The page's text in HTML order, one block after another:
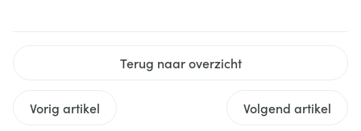
Terug naar overzicht
Vorig artikel Volgend artikel